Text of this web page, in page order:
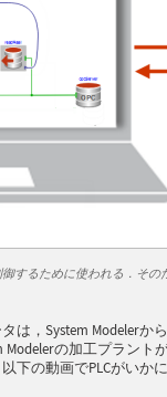
するために使われる．そ
は，System Modelerか
Modelerの加工プラン
下の動画でPLCがいか